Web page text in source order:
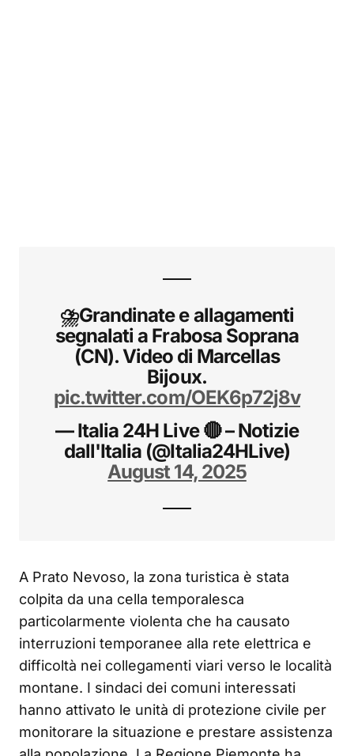
⛈️Grandinate e allagamenti
segnalati a Frabosa Soprana
(CN). Video di Marcellas
Bijoux.
pic.twitter.com/OEK6p72j8v
— Italia 24H Live 🔴 – Notizie
dall'Italia (@Italia24HLive)
August 14, 2025
A Prato Nevoso, la zona turistica è stata
colpita da una cella temporalesca
particolarmente violenta che ha causato
interruzioni temporanee alla rete elettrica e
difficoltà nei collegamenti viari verso le località
montane. I sindaci dei comuni interessati
hanno attivato le unità di protezione civile per
monitorare la situazione e prestare assistenza